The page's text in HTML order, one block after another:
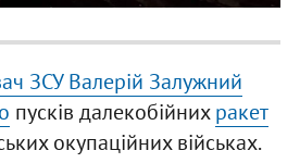
ЗСУ Валерій Залужний
пусків далекобійнихракет
окупаційних військах.